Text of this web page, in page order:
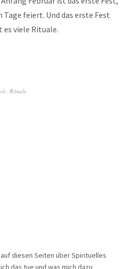
Tage feiert. Und das erste Fest
es viele Rituale.
, Rituale
diesen Seiten über Spirituelles
das tue und was mich dazu